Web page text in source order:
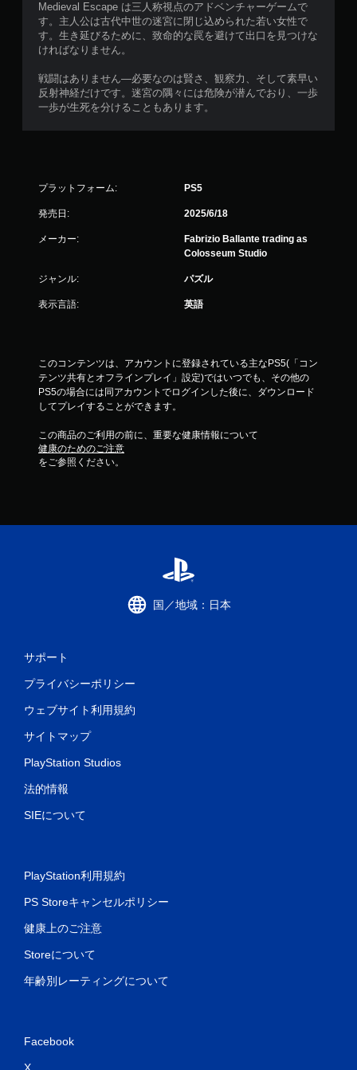
Medieval Escape は三人称視点のアドベンチャーゲームで
す。主人公は古代中世の迷宮に閉じ込められた若い女性で
す。生き延びるために、致命的な罠を避けて出口を見つけな
ければなりません。
戦闘はありません—必要なのは賢さ、観察力、そして素早い
反射神経だけです。迷宮の隅々には危険が潜んでおり、一歩
一歩が生死を分けることもあります。
プラットフォーム: PS5
発売日: 2025/6/18
メーカー:
Fabrizio Ballante trading as
Colosseum Studio
ジャンル: パズル
表示言語: 英語
このコンテンツは、アカウントに登録されている主なPS5(「コン
テンツ共有とオフラインプレイ」設定)ではいつでも、その他の
PS5の場合には同アカウントでログインした後に、ダウンロード
してプレイすることができます。
この商品のご利用の前に、重要な健康情報について
健康のためのご注意
をご参照ください。
国／地域：日本
サポート
プライバシーポリシー
ウェブサイト利用規約
サイトマップ
PlayStation Studios
法的情報
SIEについて
PlayStation利用規約
PS Storeキャンセルポリシー
健康上のご注意
Storeについて
年齢別レーティングについて
Facebook